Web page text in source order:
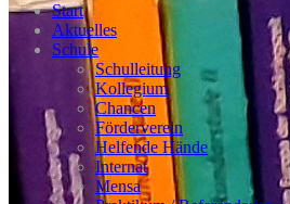
Start
Aktuelles
Schule
Schulleitung
Kollegium
Chancen
Förderverein
Helfende Hände
Internat
Mensa